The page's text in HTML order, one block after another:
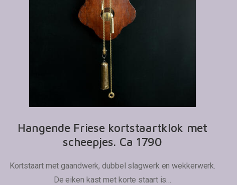
Hangende Friese kortstaartklok met
scheepjes. Ca 1790
Kortstaart met gaandwerk, dubbel slagwerk en wekkerwerk.
De eiken kast met korte staart is…